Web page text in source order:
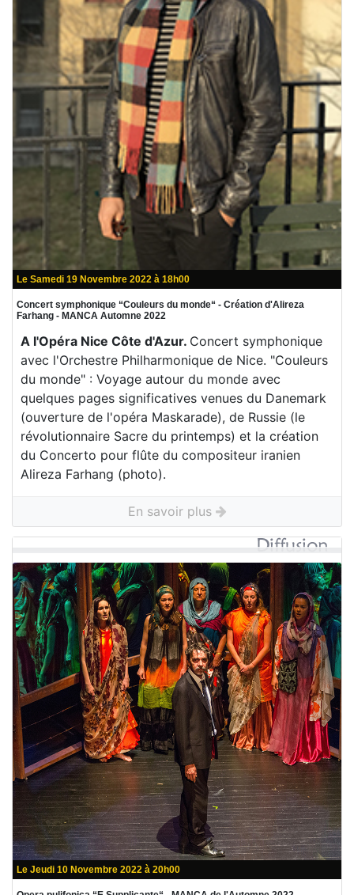
Le Samedi 19 Novembre 2022 à 18h00
Concert symphonique “Couleurs du monde“ - Création d'Alireza
Farhang - MANCA Automne 2022
A l'Opéra Nice Côte d'Azur. Concert symphonique
avec l'Orchestre Philharmonique de Nice. "Couleurs
du monde" : Voyage autour du monde avec
quelques pages significatives venues du Danemark
(ouverture de l'opéra Maskarade), de Russie (le
révolutionnaire Sacre du printemps) et la création
du Concerto pour flûte du compositeur iranien
Alireza Farhang (photo).
En savoir plus
Le Jeudi 10 Novembre 2022 à 20h00